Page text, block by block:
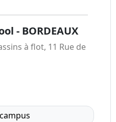
- BORDEAUX
à flot, 11 Rue de